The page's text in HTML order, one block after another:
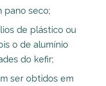
pano seco;
de plástico ou
o de alumínio
do kefir;
ser obtidos em